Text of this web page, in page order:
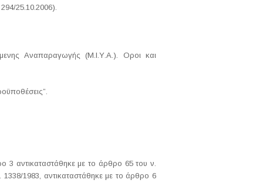
25.10.2006).
Αναπαραγωγής (Μ.Ι.Υ.Α.). Οροι και
3 αντικαταστάθηκε με το άρθρο 65 του ν.
1338/1983, αντικαταστάθηκε με το άρθρο 6